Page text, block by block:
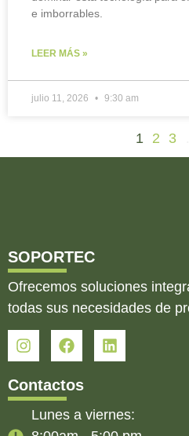
e imborrables.
LEER MÁS »
julio 11, 2026 9:30 am
1 2 3
SOPORTEC
Ofrecemos soluciones
todas sus necesidades de
Contactos
Lunes a viernes: